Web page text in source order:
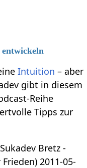
Intuition – aber
gibt in diesem
Reihe
Tipps zur
Bretz -
2011-05-